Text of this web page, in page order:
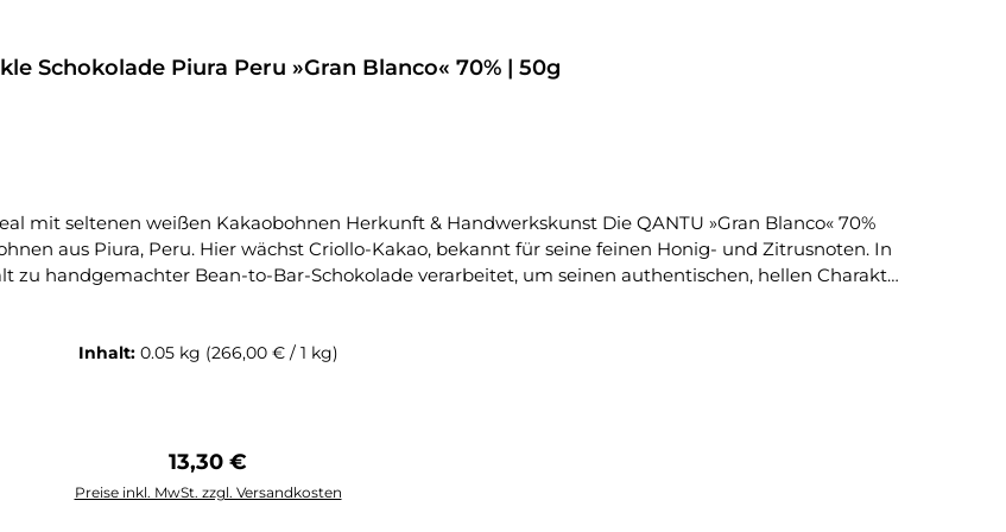
Schokolade Piura Peru »Gran Blanco« 70% | 50g
Herkunft & Handwerkskunst Die QANTU »Gran Blanco« 70%
aus Piura, Peru. Hier wächst Criollo-Kakao, bekannt für seine feinen Honig- und Zitrusnoten. In
zu handgemachter Bean-to-Bar-Schokolade verarbeitet, um seinen authentischen, hellen Charakter
Kakao aus Piura, Peru • Bean-to-Bar Handwerkskunst aus Montreal • Criollo-Kakao aus Peru • 70%
besonders zur Geltung. Genuss-Tipp: Ideal pur oder in Kombination mit hellem Dessert, Kaffee
Inhalt: 0.05 kg (266,00 € / 1 kg)
Regulärer Preis:
13,30 €
Preise inkl. MwSt. zzgl. Versandkosten